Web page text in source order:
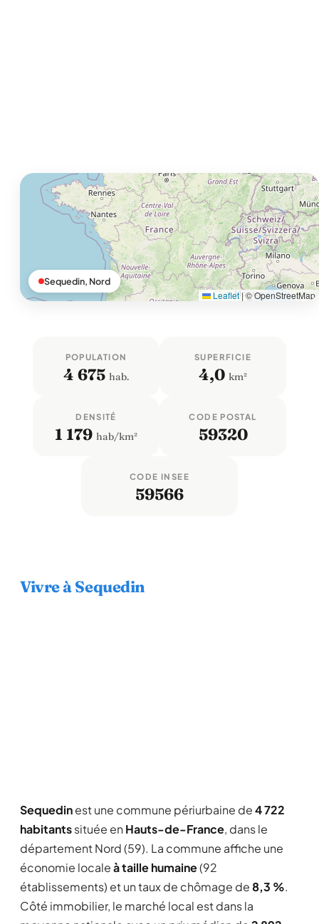
Leaflet |© OpenStreetMap
Sequedin, Nord
POPULATION
4 675 hab.
SUPERFICIE
4,0 km²
DENSITÉ
1 179 hab/km²
CODE POSTAL
59320
CODE INSEE
59566
Vivre à Sequedin
Sequedinest une commune périurbaine de4 722
habitantssituée en Hauts-de-France, dans le
département Nord (59). La commune affiche une
économie localeà taille humaine(92
établissements) et un taux de chômage de8,3 %.
Côté immobilier, le marché local est dans la